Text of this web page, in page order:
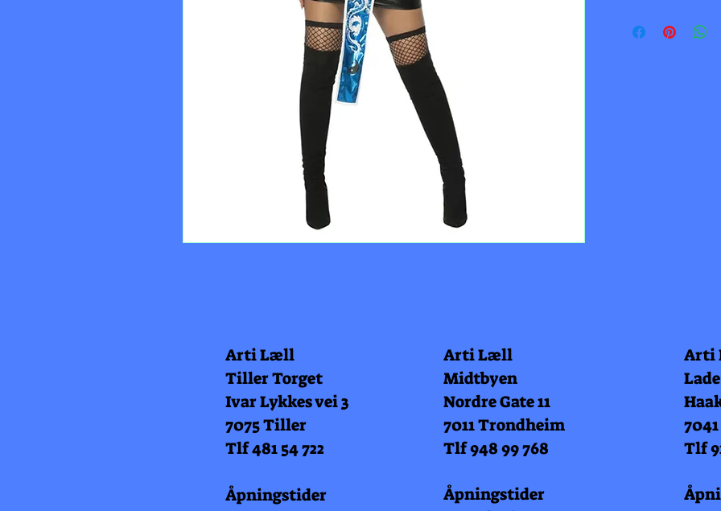
Arti Læll
Tiller Torget
Ivar Lykkes vei 3
7075 Tiller
Tlf 481 54 722
Åpningstider
Arti Læll
Midtbyen
Nordre Gate 11
7011 Trondheim
Tlf 948 99 768
Åpningstider
Arti
Tlf